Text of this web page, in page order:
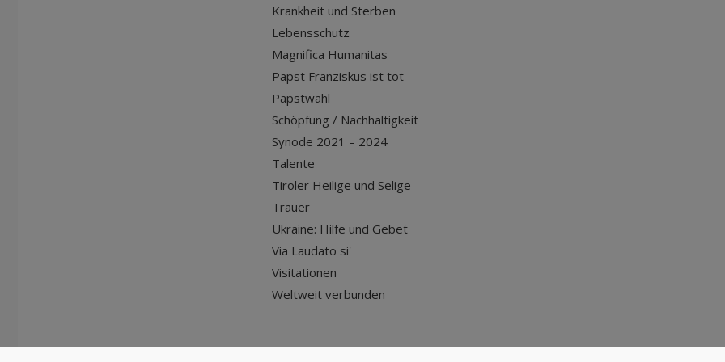
Krankheit und Sterben
Lebensschutz
Magnifica Humanitas
Papst Franziskus ist tot
Papstwahl
Schöpfung / Nachhaltigkeit
Synode 2021 – 2024
Talente
Tiroler Heilige und Selige
Trauer
Ukraine: Hilfe und Gebet
Via Laudato si'
Visitationen
Weltweit verbunden